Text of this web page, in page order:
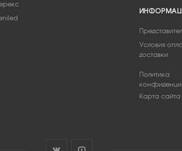
Условия
доставки
Политика
Карта сайта